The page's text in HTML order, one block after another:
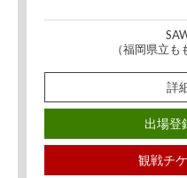
（福岡県立も
詳
出場登
観戦チ